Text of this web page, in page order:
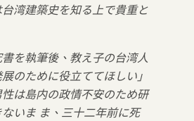
湾建築史を知る上で貴重と
を執筆後、教え子の台湾人
のために役立ててほしい」
は島内の政情不安のため研
いま ま、三十二年前に死